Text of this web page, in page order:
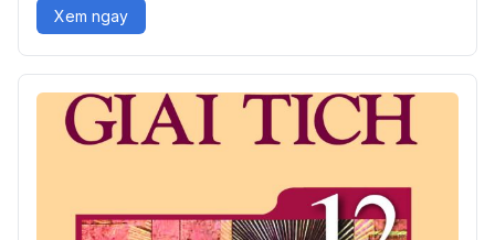
Xem ngay